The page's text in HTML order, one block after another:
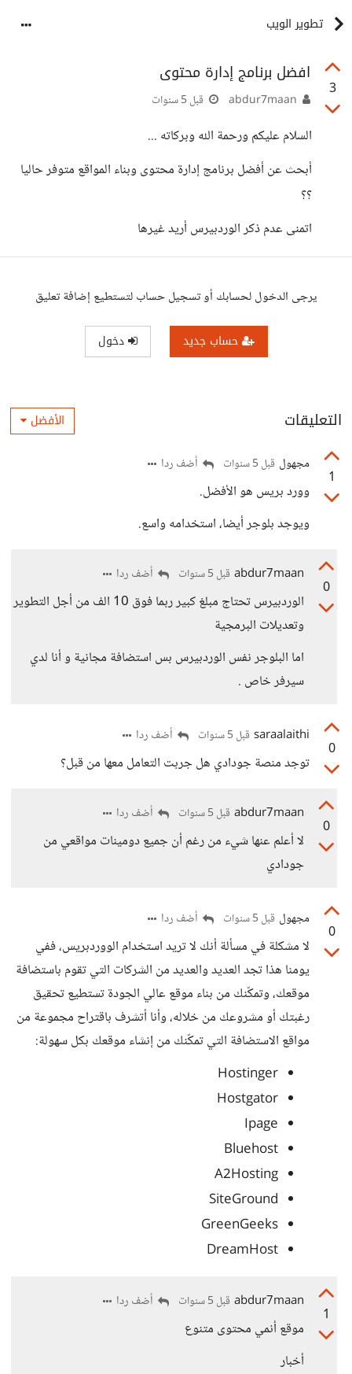
تطوير الويب
3
افضل برنامج إدارة محتوى
قبل 5 سنوات
السلام عليكم ورحمة الله وبركاته ...
أبحث عن أفضل برنامج إدارة محتوى وبناء المواقع متوفر حاليا
؟؟
اتمنى عدم ذكر الوردبيرس أريد غيرها
يرجى الدخول لحسابك أو تسجيل حساب لتستطيع إضافة تعليق
حساب جديد دخول
التعليقات الأفضل
1
مجهول قبل 5 سنوات أضف ردا
وورد بريس هو الأفضل.
ويوجد بلوجر أيضا، استخدامه واسع.
0
abdur7maan قبل 5 سنوات أضف ردا
الوردبيرس تحتاج مبلغ كبير ربما فوق 10 الف من أجل التطوير
وتعديلات البرمجية
اما البلوجر نفس الوردبيرس بس استضافة مجانية و أنا لدي
سيرفر خاص .
0
saraalaithi قبل 5 سنوات أضف ردا
توجد منصة جودادي هل جربت التعامل معها من قبل؟
0
abdur7maan قبل 5 سنوات أضف ردا
لا أعلم عنها شيء من رغم أن جميع دومينات مواقعي من
جودادي
0
مجهول قبل 5 سنوات أضف ردا
لا مشكلة في مسألة أنك لا تريد استخدام الووردبريس، ففي
يومنا هذا تجد العديد والعديد من الشركات التي تقوم باستضافة
موقعك، وتمكّنك من بناء موقع عالي الجودة تستطيع تحقيق
رغبتك أو مشروعك من خلاله، وأنا أتشرف باقتراح مجموعة من
مواقع الاستضافة التي تمكّنك من إنشاء موقعك بكل سهولة:
Hostinger
Hostgator
Ipage
Bluehost
A2Hosting
SiteGround
GreenGeeks
DreamHost
1
abdur7maan قبل 5 سنوات أضف ردا
موقع أنمي محتوى متنوع
أخبار